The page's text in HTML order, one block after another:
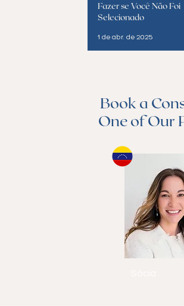
Fazer se Você Não Foi
Selecionado
1 de abr. de 2025
Book a
One of Our
Michelle